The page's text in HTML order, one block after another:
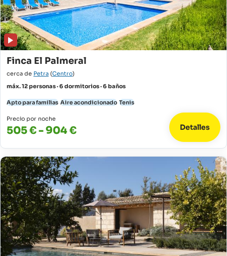
Finca El Palmeral
cerca de Petra (Centro)
máx. 12 personas · 6 dormitorios · 6 baños
Apto para familias Aire acondicionado Tenis
Precio por noche
505 € - 904 € Detalles